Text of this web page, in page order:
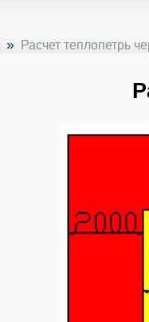
» Расчет теплопетрь